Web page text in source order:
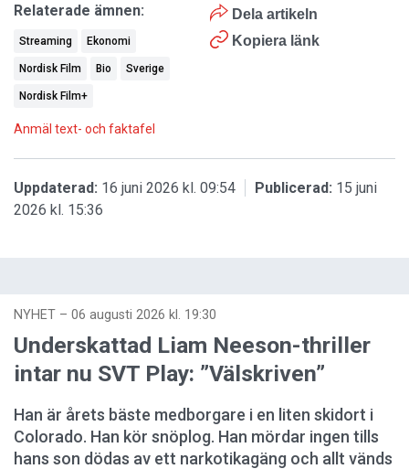
Dela artikeln
Kopiera länk
Relaterade ämnen:
Streaming Ekonomi
Nordisk Film Bio Sverige
Nordisk Film+
Anmäl text- och faktafel
Uppdaterad: 16 juni 2026 kl. 09:54 Publicerad: 15 juni
2026 kl. 15:36
NYHET – 06 augusti 2026 kl. 19:30
Underskattad Liam Neeson-thriller
intar nu SVT Play: ”Välskriven”
Han är årets bäste medborgare i en liten skidort i
Colorado. Han kör snöplog. Han mördar ingen tills
hans son dödas av ett narkotikagäng och allt vänds